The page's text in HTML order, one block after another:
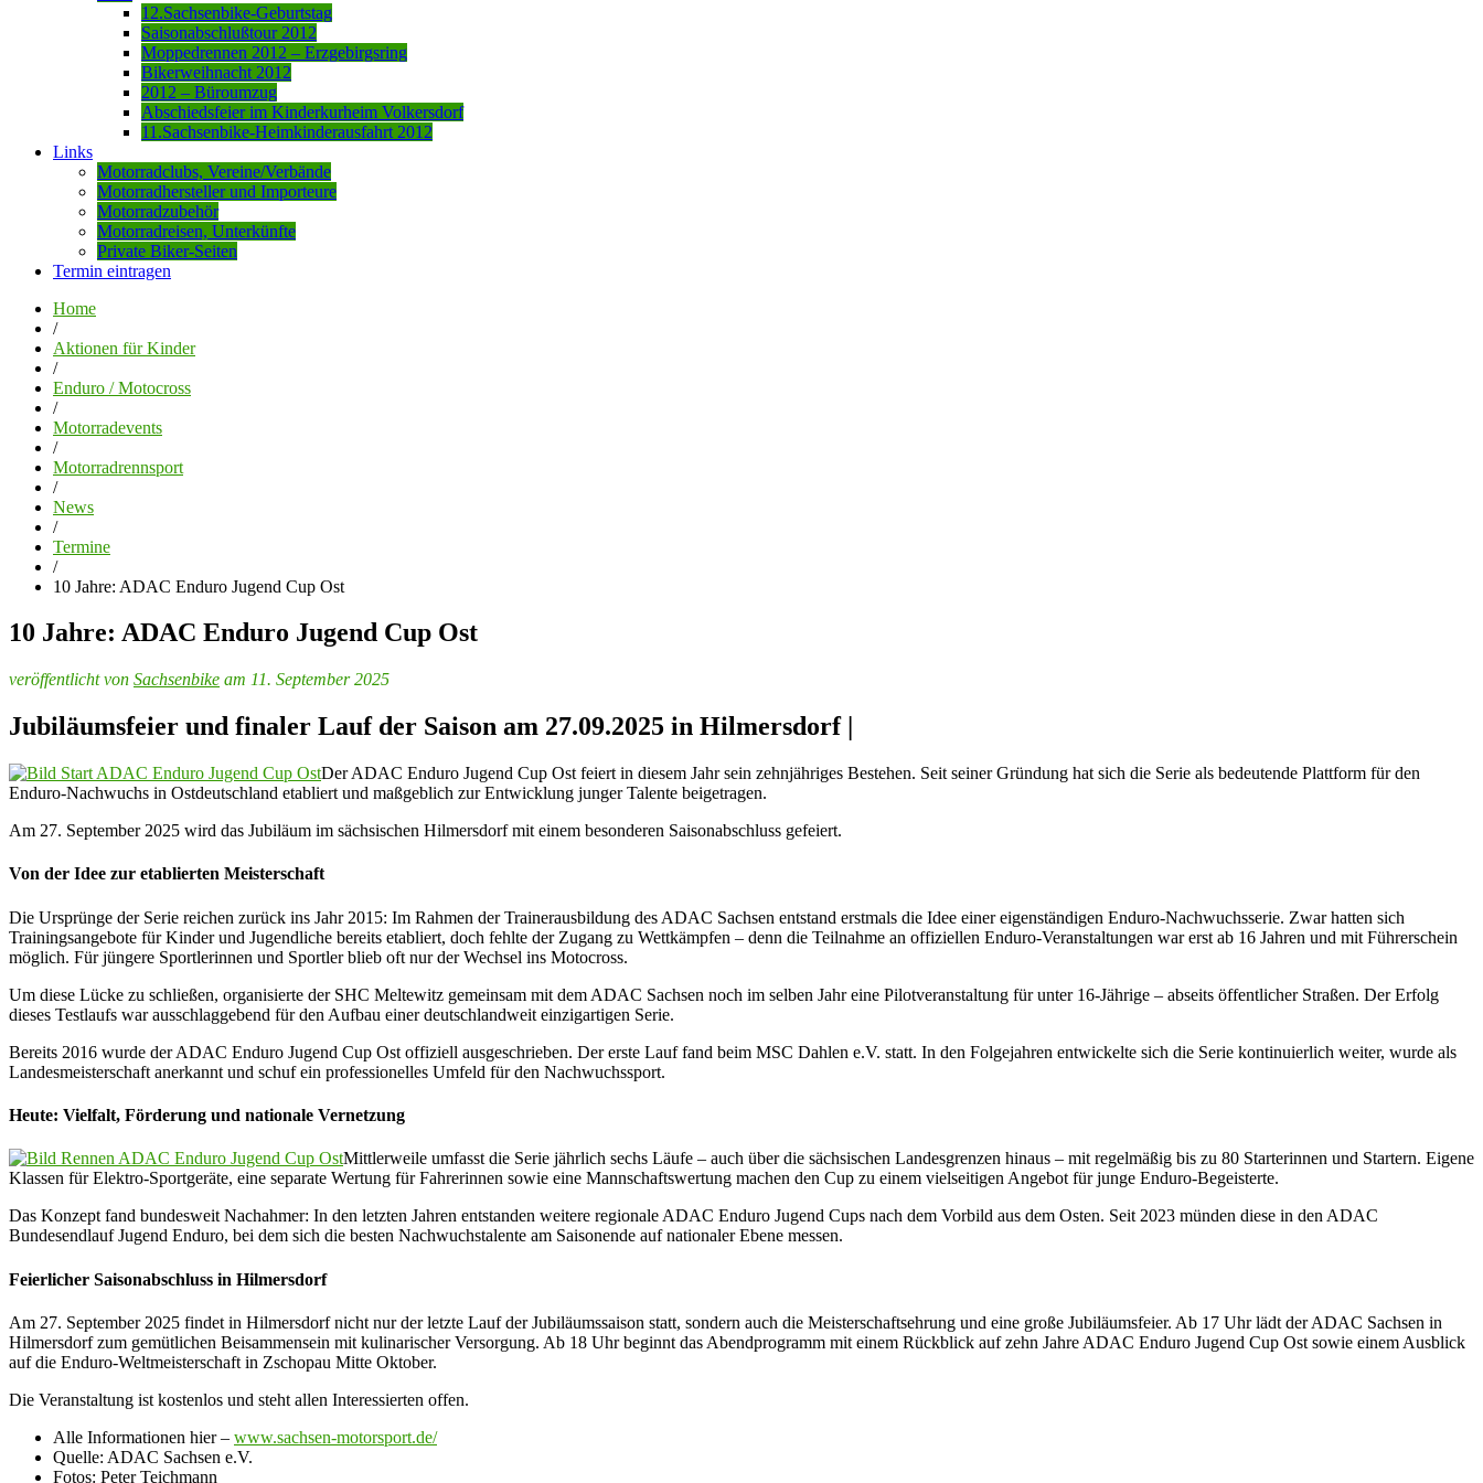
12.Sachsenbike-Geburtstag
Saisonabschlußtour 2012
Moppedrennen 2012 – Erzgebirgsring
Bikerweihnacht 2012
2012 – Büroumzug
Abschiedsfeier im Kinderkurheim Volkersdorf
11.Sachsenbike-Heimkinderausfahrt 2012
Links
Motorradclubs, Vereine/Verbände
Motorradhersteller und Importeure
Motorradzubehör
Motorradreisen, Unterkünfte
Private Biker-Seiten
Termin eintragen
Home
/
Aktionen für Kinder
/
Enduro / Motocross
/
Motorradevents
/
Motorradrennsport
/
News
/
Termine
/
10 Jahre: ADAC Enduro Jugend Cup Ost
10 Jahre: ADAC Enduro Jugend Cup Ost
veröffentlicht von Sachsenbike am 11. September 2025
Jubiläumsfeier und finaler Lauf der Saison am 27.09.2025 in Hilmersdorf |
Der ADAC Enduro Jugend Cup Ost feiert in diesem Jahr sein zehnjähriges Bestehen. Seit seiner Gründung hat sich die Serie als bedeutende Plattform für den
Enduro-Nachwuchs in Ostdeutschland etabliert und maßgeblich zur Entwicklung junger Talente beigetragen.
Am 27. September 2025 wird das Jubiläum im sächsischen Hilmersdorf mit einem besonderen Saisonabschluss gefeiert.
Von der Idee zur etablierten Meisterschaft
Die Ursprünge der Serie reichen zurück ins Jahr 2015: Im Rahmen der Trainerausbildung des ADAC Sachsen entstand erstmals die Idee einer eigenständigen Enduro-Nachwuchsserie. Zwar hatten sich
Trainingsangebote für Kinder und Jugendliche bereits etabliert, doch fehlte der Zugang zu Wettkämpfen – denn die Teilnahme an offiziellen Enduro-Veranstaltungen war erst ab 16 Jahren und mit Führerschein
möglich. Für jüngere Sportlerinnen und Sportler blieb oft nur der Wechsel ins Motocross.
Um diese Lücke zu schließen, organisierte der SHC Meltewitz gemeinsam mit dem ADAC Sachsen noch im selben Jahr eine Pilotveranstaltung für unter 16-Jährige – abseits öffentlicher Straßen. Der Erfolg
dieses Testlaufs war ausschlaggebend für den Aufbau einer deutschlandweit einzigartigen Serie.
Bereits 2016 wurde der ADAC Enduro Jugend Cup Ost offiziell ausgeschrieben. Der erste Lauf fand beim MSC Dahlen e.V. statt. In den Folgejahren entwickelte sich die Serie kontinuierlich weiter, wurde als
Landesmeisterschaft anerkannt und schuf ein professionelles Umfeld für den Nachwuchssport.
Heute: Vielfalt, Förderung und nationale Vernetzung
Mittlerweile umfasst die Serie jährlich sechs Läufe – auch über die sächsischen Landesgrenzen hinaus – mit regelmäßig bis zu 80 Starterinnen und Startern. Eigene
Klassen für Elektro-Sportgeräte, eine separate Wertung für Fahrerinnen sowie eine Mannschaftswertung machen den Cup zu einem vielseitigen Angebot für junge Enduro-Begeisterte.
Das Konzept fand bundesweit Nachahmer: In den letzten Jahren entstanden weitere regionale ADAC Enduro Jugend Cups nach dem Vorbild aus dem Osten. Seit 2023 münden diese in den ADAC
Bundesendlauf Jugend Enduro, bei dem sich die besten Nachwuchstalente am Saisonende auf nationaler Ebene messen.
Feierlicher Saisonabschluss in Hilmersdorf
Am 27. September 2025 findet in Hilmersdorf nicht nur der letzte Lauf der Jubiläumssaison statt, sondern auch die Meisterschaftsehrung und eine große Jubiläumsfeier. Ab 17 Uhr lädt der ADAC Sachsen in
Hilmersdorf zum gemütlichen Beisammensein mit kulinarischer Versorgung. Ab 18 Uhr beginnt das Abendprogramm mit einem Rückblick auf zehn Jahre ADAC Enduro Jugend Cup Ost sowie einem Ausblick
auf die Enduro-Weltmeisterschaft in Zschopau Mitte Oktober.
Die Veranstaltung ist kostenlos und steht allen Interessierten offen.
Alle Informationen hier – www.sachsen-motorsport.de/
Quelle: ADAC Sachsen e.V.
Fotos: Peter Teichmann